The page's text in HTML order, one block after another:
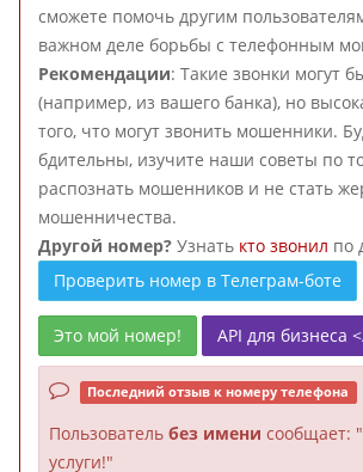
сможете помочь другим
важном деле борьбы с телефонным
Рекомендации: Такие звонки могут
(например, из вашего банка), но
того, что могут звонить мошенники.
бдительны, изучите наши советы по
распознать мошенников и не стать
мошенничества.
Другой номер? Узнать кто звонил по
Проверить номер в Телеграм-боте
Это мой номер! API для бизнеса
Последний отзыв к номеру телефона
Пользователь без имени сообщает:
услуги!"